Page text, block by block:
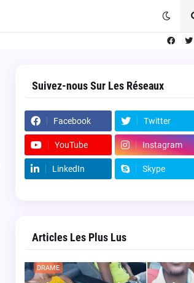
Suivez-nous Sur Les Réseaux
Facebook Twitter
YouTube Instagram
LinkedIn Skype
Articles Les Plus Lus
DRAME